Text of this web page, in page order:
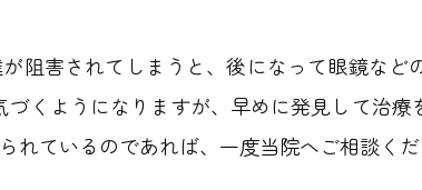
阻害されてしまうと、後になって眼鏡など
くようになりますが、早めに発見して治
ているのであれば、一度当院へご相談くだ